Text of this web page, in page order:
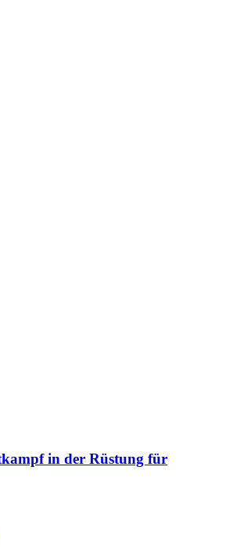
in der Rüstung für